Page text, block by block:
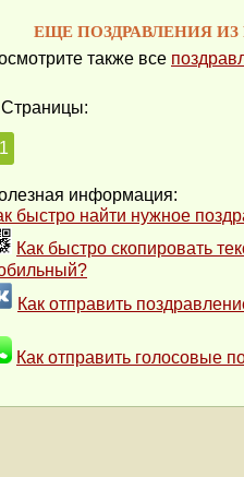
ЕЩЕ ПОЗДРАВЛЕНИЯ ИЗ
также все
Страницы:
1
информация:
быстро найти нужное
Как быстро скопировать
Как отправить
Как отправить голосовые